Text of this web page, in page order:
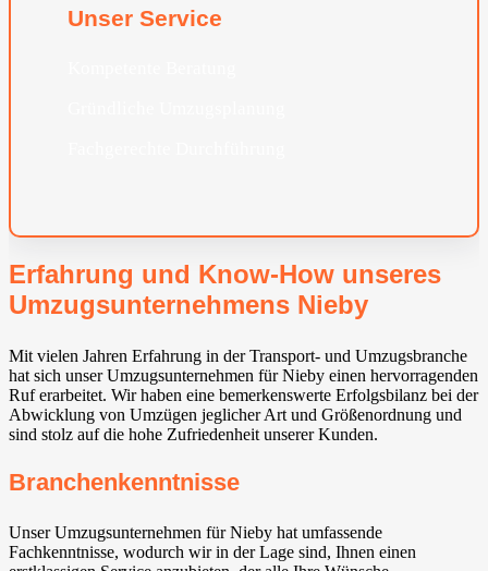
Unser Service
Erfahrung und Know-How unseres
Umzugsunternehmens Nieby
Mit vielen Jahren Erfahrung in der Transport- und Umzugsbranche
hat sich unser Umzugsunternehmen für Nieby einen hervorragenden
Ruf erarbeitet. Wir haben eine bemerkenswerte Erfolgsbilanz bei der
Abwicklung von Umzügen jeglicher Art und Größenordnung und
sind stolz auf die hohe Zufriedenheit unserer Kunden.
Branchenkenntnisse
Unser Umzugsunternehmen für Nieby hat umfassende
Fachkenntnisse, wodurch wir in der Lage sind, Ihnen einen